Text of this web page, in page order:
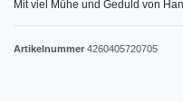
Mit viel Mühe und Geduld von
Artikelnummer 4260405720705